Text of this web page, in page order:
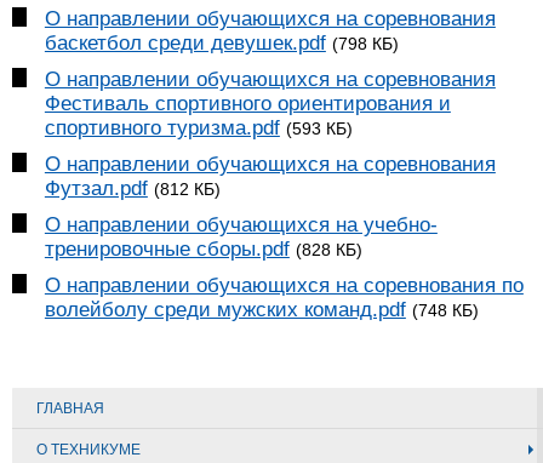
О направлении обучающихся на соревнования
баскетбол среди девушек.pdf (798 КБ)
О направлении обучающихся на соревнования
Фестиваль спортивного ориентирования и
спортивного туризма.pdf (593 КБ)
О направлении обучающихся на соревнования
Футзал.pdf (812 КБ)
О направлении обучающихся на учебно-
тренировочные сборы.pdf (828 КБ)
О направлении обучающихся на соревнования по
волейболу среди мужских команд.pdf (748 КБ)
ГЛАВНАЯ
О ТЕХНИКУМЕ